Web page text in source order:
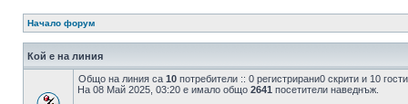
Начало форум
Кой е на линия
Общо на линия са 10 потребители :: 0 регистрирани0 скрити и 10
На 08 Май 2025, 03:20 е имало общо 2641 посетители наведнъж.